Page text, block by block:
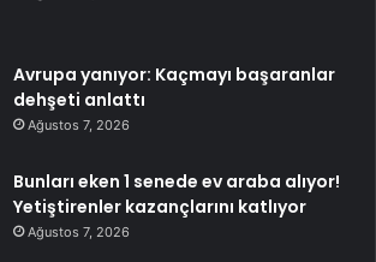
Avrupa yanıyor: Kaçmayı başaranlar
dehşeti anlattı
Ağustos 7, 2026
Bunları eken 1 senede ev araba alıyor!
Yetiştirenler kazançlarını katlıyor
Ağustos 7, 2026